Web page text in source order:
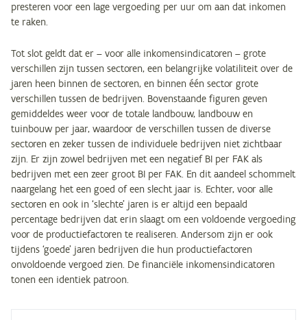
presteren voor een lage vergoeding per uur om aan dat inkomen
te raken.
Tot slot geldt dat er – voor alle inkomensindicatoren – grote
verschillen zijn tussen sectoren, een belangrijke volatiliteit over de
jaren heen binnen de sectoren, en binnen één sector grote
verschillen tussen de bedrijven. Bovenstaande figuren geven
gemiddeldes weer voor de totale landbouw, landbouw en
tuinbouw per jaar, waardoor de verschillen tussen de diverse
sectoren en zeker tussen de individuele bedrijven niet zichtbaar
zijn. Er zijn zowel bedrijven met een negatief BI per FAK als
bedrijven met een zeer groot BI per FAK. En dit aandeel schommelt
naargelang het een goed of een slecht jaar is. Echter, voor alle
sectoren en ook in ‘slechte’ jaren is er altijd een bepaald
percentage bedrijven dat erin slaagt om een voldoende vergoeding
voor de productiefactoren te realiseren. Andersom zijn er ook
tijdens ‘goede’ jaren bedrijven die hun productiefactoren
onvoldoende vergoed zien. De financiële inkomensindicatoren
tonen een identiek patroon.